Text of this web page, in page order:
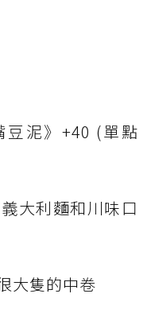
泥》+40 (單點
大利麵和川味口
大隻的中卷